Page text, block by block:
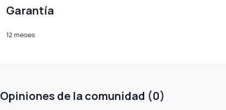
Garantía
12 meses
Opiniones de la comunidad (0)